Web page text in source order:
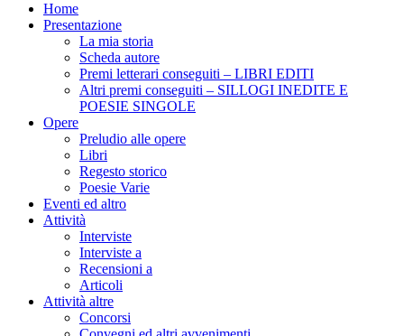
Home
Presentazione
La mia storia
Scheda autore
Premi letterari conseguiti – LIBRI EDITI
Altri premi conseguiti – SILLOGI INEDITE E
POESIE SINGOLE
Opere
Preludio alle opere
Libri
Regesto storico
Poesie Varie
Eventi ed altro
Attività
Interviste
Interviste a
Recensioni a
Articoli
Attività altre
Concorsi